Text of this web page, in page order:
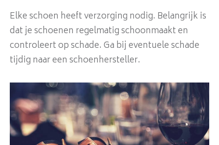
Elke schoen heeft verzorging nodig. Belangrijk is
dat je schoenen regelmatig schoonmaakt en
controleert op schade. Ga bij eventuele schade
tijdig naar een schoenhersteller.